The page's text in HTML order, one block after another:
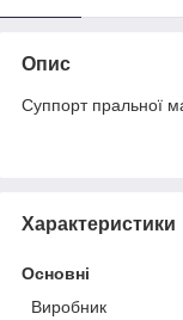
Опис
Суппорт пральної
Характеристики
Основні
Виробник